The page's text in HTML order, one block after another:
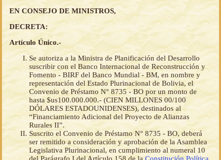
EN CONSEJO DE MINISTROS,
DECRETA:
Artículo Único.-
Se autoriza a la Ministra de Planificación del Desarrollo
suscribir con el Banco Internacional de Reconstrucción y
Fomento - BIRF del Banco Mundial - BM, en nombre y
representación del Estado Plurinacional de Bolivia, el
Convenio de Préstamo N° 8735 - BO por un monto de
hasta $us100.000.000.- (CIEN MILLONES 00/100
DÓLARES ESTADOUNIDENSES), destinados al
“Financiamiento Adicional del Proyecto de Alianzas
Rurales II”.
Suscrito el Convenio de Préstamo N° 8735 - BO, deberá
ser remitido a consideración y aprobación de la Asamblea
Legislativa Plurinacional, en cumplimiento al numeral 10